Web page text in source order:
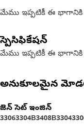
మేము ఇప్పటికీ ఈ భాగానికి
స్పెసిఫికేషన్
మేము ఇప్పటికీ ఈ భాగానికి
అనుకూలమైన
జెన్ సెట్ ఇంజిన్
33063304B3408B3304